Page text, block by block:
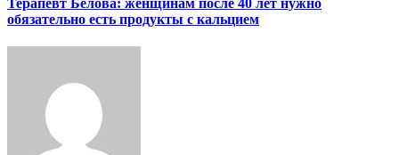
Терапевт Белова: женщинам после 40 лет нужно
обязательно есть продукты с кальцием